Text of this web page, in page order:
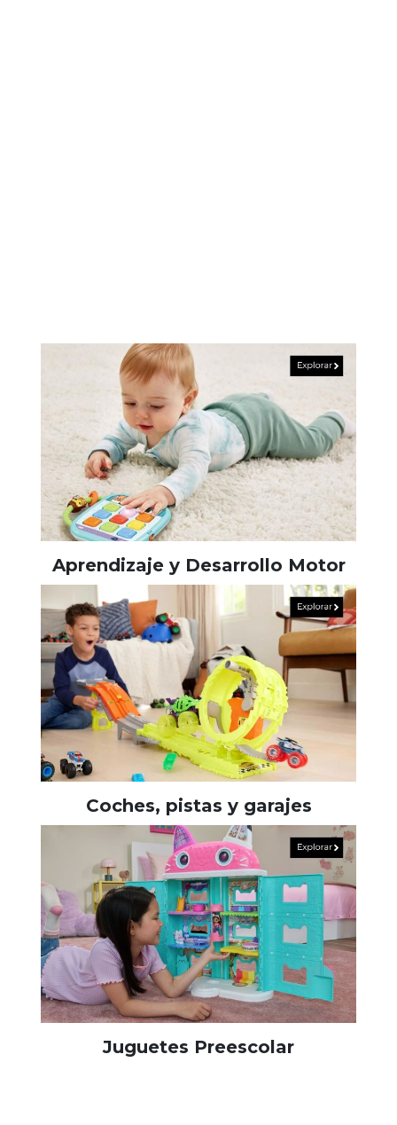
Aprendizaje y Desarrollo Motor
Coches, pistas y garajes
Juguetes Preescolar